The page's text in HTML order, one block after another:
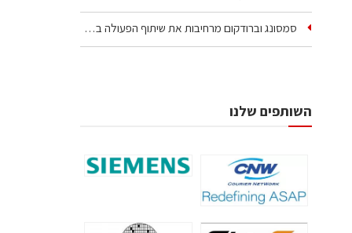
סמסונג וברודקום מרחיבות את שיתוף הפעולה בשבבי AI…
השותפים שלנו